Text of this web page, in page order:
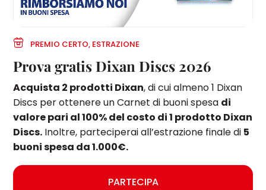
PREMIO CERTO, ESTRAZIONE
Prova gratis Dixan Discs 2026
Acquista 2 prodotti Dixan, di cui almeno 1 Dixan
Discs per ottenere un Carnet di buoni spesa di
valore pari al 100% del costo di 1 prodotto Dixan
Discs. Inoltre, parteciperai all’estrazione finale di 5
buoni spesa da 1.000€.
PARTECIPA